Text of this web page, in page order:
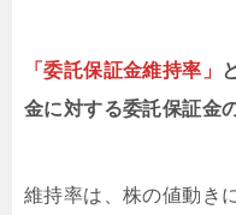
「委託保証金維持率」
金に対する委託保証金
維持率は、株の値動き